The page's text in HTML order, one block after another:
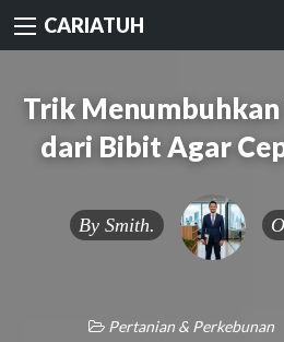
CARIATUH
Trik Menumbuhkan
dari Bibit Agar
By Smith.
Pertanian & Perkebunan